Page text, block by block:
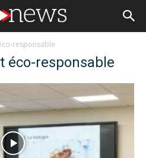
responsable
éco-responsable